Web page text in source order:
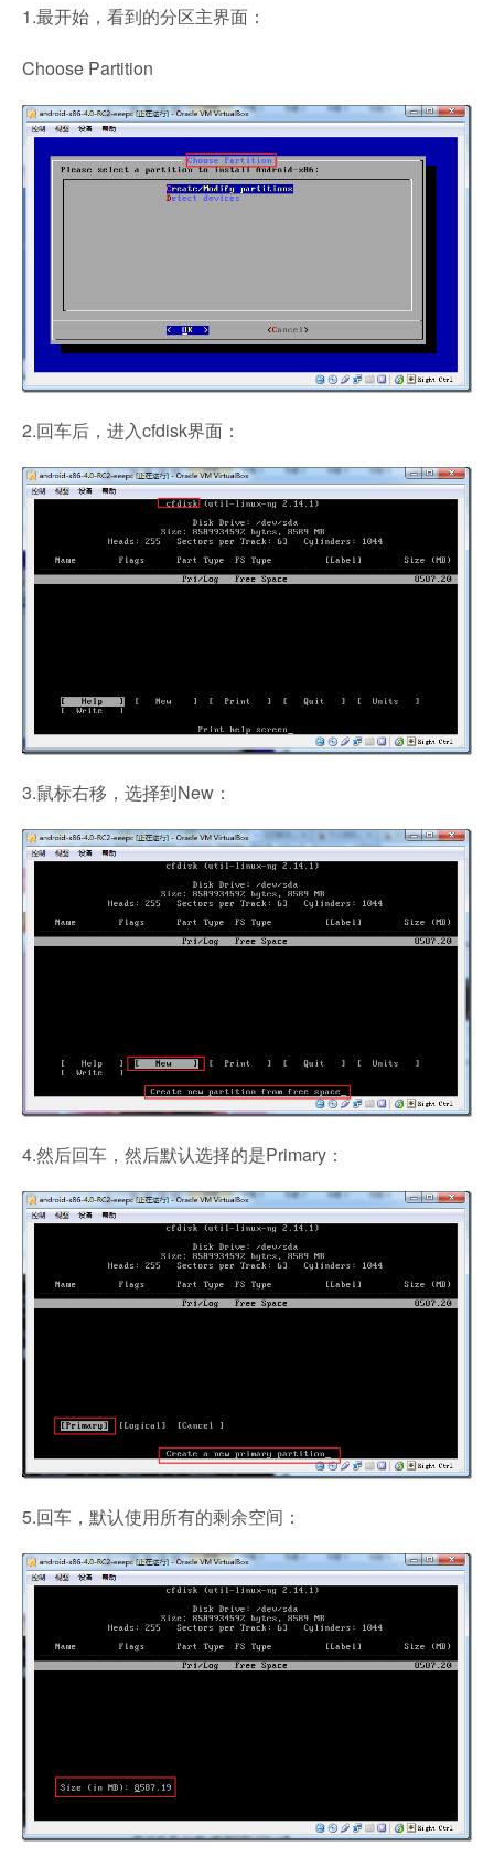
1.最开始，看到的分区主界面：
Choose Partition
2.回车后，进入cfdisk界面：
3.鼠标右移，选择到New：
4.然后回车，然后默认选择的是Primary：
5.回车，默认使用所有的剩余空间：